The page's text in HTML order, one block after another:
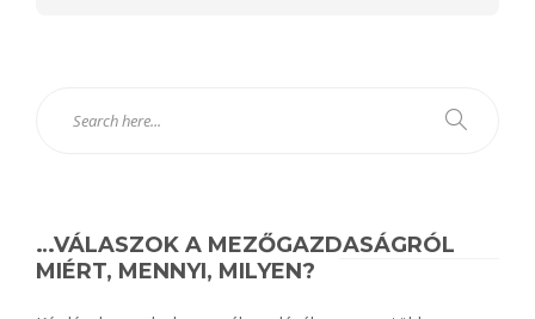
…VÁLASZOK A MEZŐGAZDASÁGRÓL
MIÉRT, MENNYI, MILYEN?